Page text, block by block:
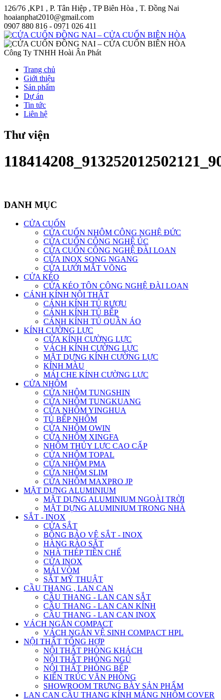
126/76 ,KP1 , P. Tân Hiệp , TP Biên Hòa , T. Đồng Nai
hoaianphat2010@gmail.com
0907 880 816 - 0971 026 411
Công Ty TNHH Hoài Ân Phát
Trang chủ
Giới thiệu
Sản phẩm
Dự án
Tin tức
Liên hệ
Thư viện
DANH MỤC
CỬA CUỐN
CỬA CUỐN NHÔM CÔNG NGHỆ ĐỨC
CỬA CUỐN CÔNG NGHỆ ÚC
CỬA CUỐN CÔNG NGHỆ ĐÀI LOAN
CỬA INOX SONG NGANG
CỬA LƯỚI MẮT VÕNG
CỬA KÉO
CỬA KÉO TÔN CÔNG NGHỆ ĐÀI LOAN
CÁNH KÍNH NỘI THẤT
CÁNH KÍNH TỦ RƯỢU
CÁNH KÍNH TỦ BẾP
CÁNH KÍNH TỦ QUẦN ÁO
KÍNH CƯỜNG LỰC
CỬA KÍNH CƯỜNG LỰC
VÁCH KÍNH CƯỜNG LỰC
MẶT DỰNG KÍNH CƯỜNG LỰC
KÍNH MÀU
MÁI CHE KÍNH CƯỜNG LỰC
CỬA NHÔM
CỬA NHÔM TUNGSHIN
CỬA NHÔM TUNGKUANG
CỬA NHÔM YINGHUA
TỦ BẾP NHÔM
CỬA NHÔM OWIN
CỬA NHÔM XINGFA
NHÔM THỦY LỰC CAO CẤP
CỬA NHÔM TOPAL
CỬA NHÔM PMA
CỬA NHÔM SLIM
CỬA NHÔM MAXPRO JP
MẶT DỰNG ALUMINIUM
MẶT DỰNG ALUMINIUM NGOÀI TRỜI
MẶT DỰNG ALUMINIUM TRONG NHÀ
SẮT - INOX
CỬA SẮT
BÔNG BẢO VỆ SẮT - INOX
HÀNG RÀO SẮT
NHÀ THÉP TIỀN CHẾ
CỬA INOX
MÁI VÒM
SẮT MỸ THUẬT
CẦU THANG , LAN CAN
CẦU THANG - LAN CAN SẮT
CẦU THANG - LAN CAN KÍNH
CẦU THANG - LAN CAN INOX
VÁCH NGĂN COMPACT
VÁCH NGĂN VỆ SINH COMPACT HPL
NỘI THẤT TỔNG HỢP
NỘI THẤT PHÒNG KHÁCH
NỘI THẤT PHÒNG NGỦ
NỘI THẤT PHÒNG BẾP
KIẾN TRÚC VĂN PHÒNG
SHOWROOM TRƯNG BÀY SẢN PHẨM
LAN CAN CẦU THANG KÍNH MÁNG NHÔM COVER